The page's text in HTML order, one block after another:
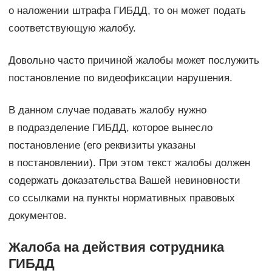
о наложении штрафа ГИБДД, то он может подать
соответствующую жалобу.
Довольно часто причиной жалобы может послужить
постановление по видеофиксации нарушения.
В данном случае подавать жалобу нужно
в подразделение ГИБДД, которое вынесло
постановление (его реквизиты указаны
в постановлении). При этом текст жалобы должен
содержать доказательства Вашей невиновности
со ссылками на пункты нормативных правовых
документов.
Жалоба на действия сотрудника
ГИБДД